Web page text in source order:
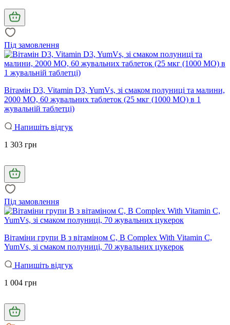
Під замовлення
Вітамін D3, Vitamin D3, YumVs, зі смаком полуниці та малини,
2000 МО, 60 жувальних таблеток (25 мкг (1000 МО) в 1
жувальній таблетці)
Напишіть відгук
1 303 грн
Під замовлення
Вітаміни групи B з вітаміном C, B Complex With Vitamin C,
YumVs, зі смаком полуниці, 70 жувальних цукерок
Напишіть відгук
1 004 грн